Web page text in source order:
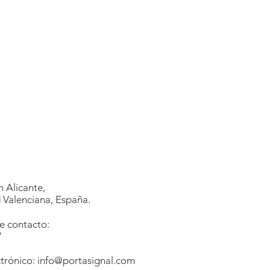
Alicante,
España.
contacto:
info@portasignal.com